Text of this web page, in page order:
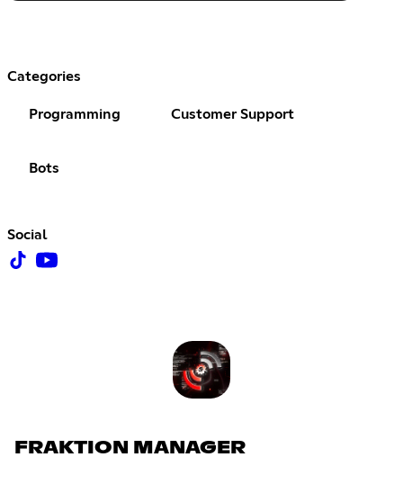
Categories
Programming Customer Support
Bots
Social
FRAKTION MANAGER